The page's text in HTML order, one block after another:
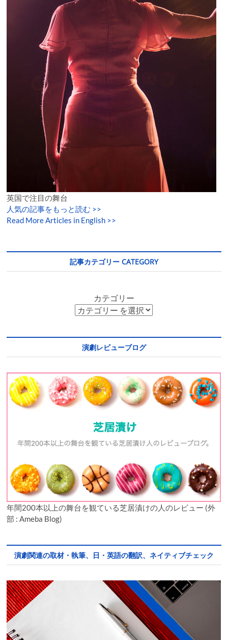
英国で注目の舞台
人気の記事をもっと読む >>
Read More Articles in English >>
記事カテゴリー CATEGORY
カテゴリー
演劇レビューブログ
年間200本以上の舞台を観ている芝居漬けの人のレビュー (外
部 : Ameba Blog)
演劇関連の取材・執筆、日・英語の翻訳、ネイティブチェック